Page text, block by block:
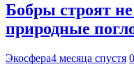
Бобры строят
природные
Экосфера4 месяца спустя 0